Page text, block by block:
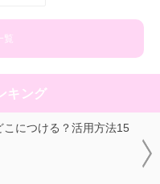
覧
キング
につける？活用方法15